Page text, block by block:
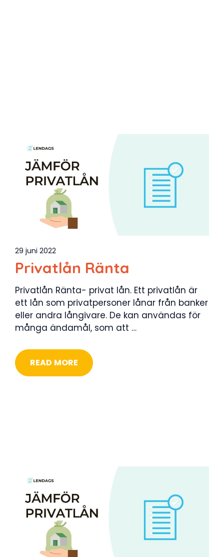
29 juni 2022
Privatlån Ränta
Privatlån Ränta- privat lån. Ett privatlån är
ett lån som privatpersoner lånar från banker
eller andra långivare. De kan användas för
många ändamål, som att …
READ MORE